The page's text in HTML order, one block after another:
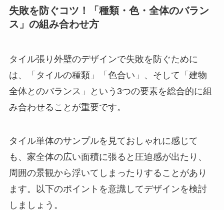
失敗を防ぐコツ！「種類・色・全体のバラン
ス」の組み合わせ方
タイル張り外壁のデザインで失敗を防ぐために
は、「タイルの種類」「色合い」、そして「建物
全体とのバランス」という3つの要素を総合的に組
み合わせることが重要です。
タイル単体のサンプルを見ておしゃれに感じて
も、家全体の広い面積に張ると圧迫感が出たり、
周囲の景観から浮いてしまったりすることがあり
ます。以下のポイントを意識してデザインを検討
しましょう。